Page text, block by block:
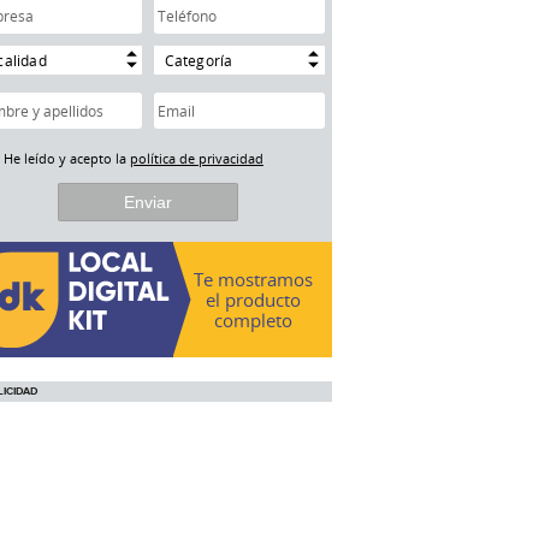
Categoría
He leído y acepto la política de privacidad
Te mostramos
el producto
completo